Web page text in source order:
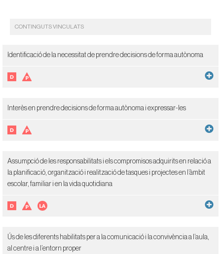
CONTINGUTS VINCULATS
Identificació de la necessitat de prendre decisions de forma autònoma
Interès en prendre decisions de forma autònoma i expressar-les
Assumpció de les responsabilitats i els compromisos adquirits en relació a
la planificació, organització i realització de tasques i projectes en l’àmbit
escolar, familiar i en la vida quotidiana
Ús de les diferents habilitats per a la comunicació i la convivència a l’aula,
al centre i a l’entorn proper